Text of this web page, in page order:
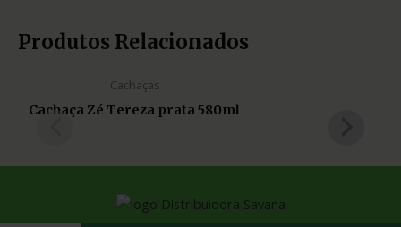
Produtos Relacionados
Cachaças
Cachaça Zé Tereza prata 580ml